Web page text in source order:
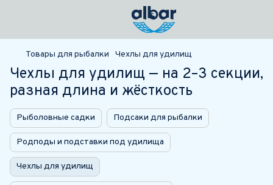
Товары для рыбалки Чехлы для удилищ
Чехлы для удилищ — на 2–3 секции,
разная длина и жёсткость
Рыболовные садки Подсаки для рыбалки
Родподы и подставки под удилища
Чехлы для удилищ